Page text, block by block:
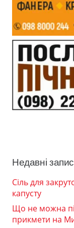
Недавні
Сіль для
капусту
Що не можна
прикмети на